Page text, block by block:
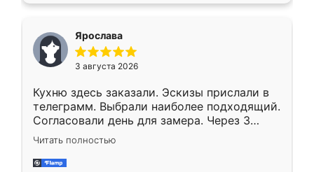
Ярослава
3 августа 2026
Кухню здесь заказали. Эскизы прислали в
телеграмм. Выбрали наиболее подходящий.
Согласовали день для замера. Через 3
недели кухня была уже готова. Остались
довольны работой. Спасибо Ренессанс
мебель за качественную работу!
Читать полностью